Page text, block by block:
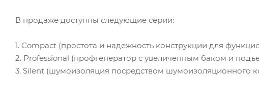
В продаже доступны следующие серии:
1. Compact (простота и надежность конструкции для
2. Professional (профгенератор с увеличенным баком и
3. Silent (шумоизоляция посредством шумоизоляционного